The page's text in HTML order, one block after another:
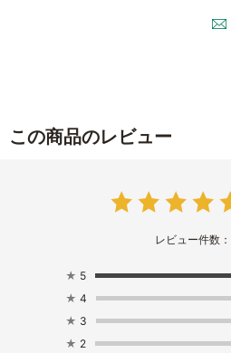
この商品のレビュー
レビュー件数：
★ 5
★ 4
★ 3
★ 2